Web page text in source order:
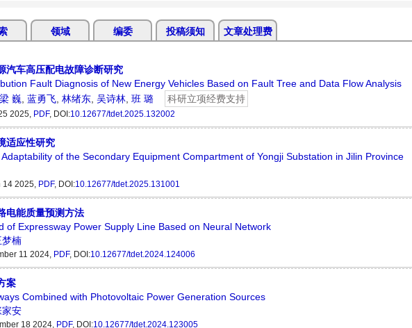
领域 编委 投稿须知 文章处理费
汽车高压配电故障诊断研究
Fault Diagnosis of New Energy Vehicles Based on Fault Tree and Data Flow Analysis
梁 巍 蓝勇飞 林绪东 吴诗林 班 璐 科研立项经费支持
2025, PDF, DOI:10.12677/tdet.2025.132002
适应性研究
of the Secondary Equipment Compartment of Yongji Substation in Jilin Province
14 2025, PDF, DOI:10.12677/tdet.2025.131001
电能质量预测方法
of Expressway Power Supply Line Based on Neural Network
梦楠
11 2024, PDF, DOI:10.12677/tdet.2024.124006
案
Combined with Photovoltaic Power Generation Sources
家安
18 2024, PDF, DOI:10.12677/tdet.2024.123005